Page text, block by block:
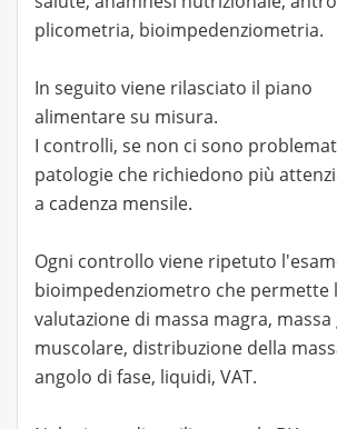
plicometria, bioimpedenziometria.
In seguito viene rilasciato il piano
alimentare su misura.
I controlli, se non ci sono
patologie che richiedono più
a cadenza mensile.
Ogni controllo viene ripetuto
bioimpedenziometro che permette
valutazione di massa magra, massa
muscolare, distribuzione della
angolo di fase, liquidi, VAT.